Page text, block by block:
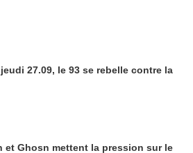
27.09, le 93 se rebelle contre la
et Ghosn mettent la pression sur le